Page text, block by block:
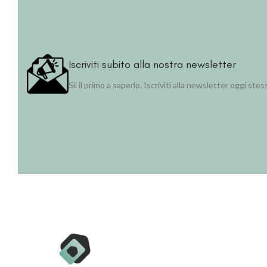
Iscriviti subito alla nostra newsletter
Sii il primo a saperlo. Iscriviti alla newsletter oggi